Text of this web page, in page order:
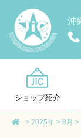
沖
ショップ紹介
> 2025年 > 8月 >